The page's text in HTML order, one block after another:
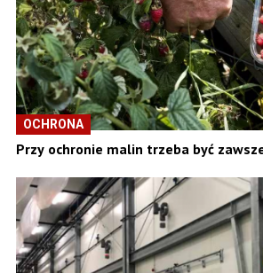
OCHRONA
Przy ochronie malin trzeba być